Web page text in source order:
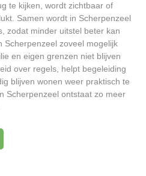
te kijken, wordt zichtbaar of
Samen wordt in Scherpenzeel
zodat minder uitstel beter kan
Scherpenzeel zoveel mogelijk
en eigen grenzen niet blijven
over regels, helpt begeleiding
blijven wonen weer praktisch te
Scherpenzeel ontstaat zo meer